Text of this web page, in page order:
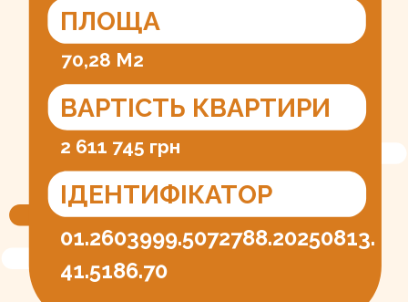
41.5186.70
УМОВИ ПРОДАЖУ